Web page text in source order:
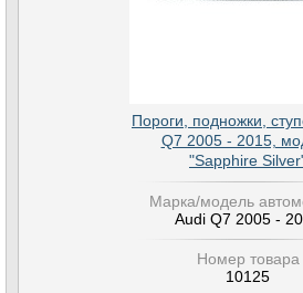
Пороги, подножки,
Q7 2005 - 2015,
"Sapphire
Марка/модель
Audi Q7 2005 -
Номер товара
10125